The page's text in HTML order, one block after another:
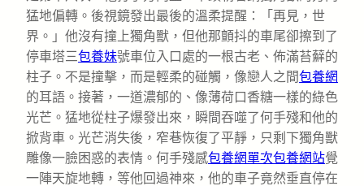
猛地偏轉。後視鏡發出最後的溫柔提醒：「再見，世
界。」他沒有撞上獨角獸，但他那顫抖的車尾卻擦到了
停車塔三包養妹號車位入口處的一根古老、佈滿苔蘚的
柱子。不是撞擊，而是輕柔的碰觸，像戀人之間包養網
的耳語。接著，一道濃郁的、像薄荷口香糖一樣的綠色
光芒。猛地從柱子爆發出來，瞬間吞噬了何手殘和他的
掀背車。光芒消失後，窄巷恢復了平靜，只剩下獨角獸
雕像一臉困惑的表情。何手殘感包養網單次包養網站覺
一陣天旋地轉，等他回過神來，他的車子竟然垂直停在